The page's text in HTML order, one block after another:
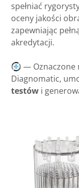
spełniać
oceny jakości
zapewniając
akredytacji.
— Oznaczone
Diagnomatic,
testów i